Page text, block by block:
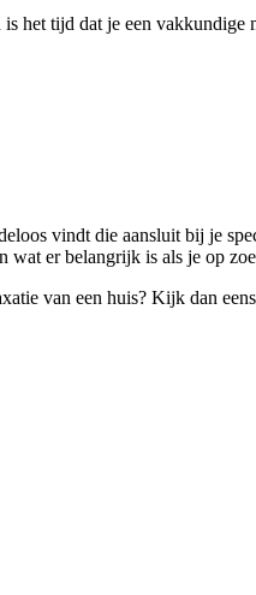
het tijd dat je een
vindt die aansluit bij je
wat er belangrijk is als je op
van een huis? Kijk dan